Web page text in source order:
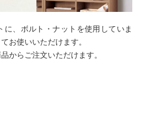
、ボルト・ナットを使用していま
お使いいただけます。
からご注文いただけます。